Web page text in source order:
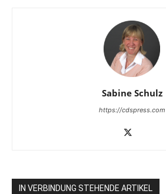
Sabine Schulz
https://cdspress.com
IN VERBINDUNG STEHENDE ARTIKEL